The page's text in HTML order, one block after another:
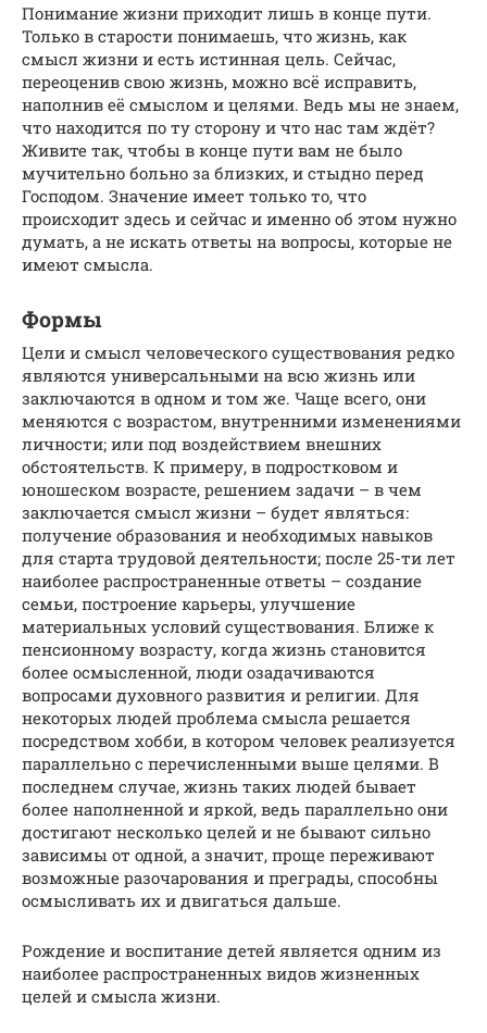
Понимание жизни приходит лишь в конце пути.
Только в старости понимаешь, что жизнь, как
смысл жизни и есть истинная цель. Сейчас,
переоценив свою жизнь, можно всё исправить,
наполнив её смыслом и целями. Ведь мы не знаем,
что находится по ту сторону и что нас там ждёт?
Живите так, чтобы в конце пути вам не было
мучительно больно за близких, и стыдно перед
Господом. Значение имеет только то, что
происходит здесь и сейчас и именно об этом нужно
думать, а не искать ответы на вопросы, которые не
имеют смысла.
Формы
Цели и смысл человеческого существования редко
являются универсальными на всю жизнь или
заключаются в одном и том же. Чаще всего, они
меняются с возрастом, внутренними изменениями
личности; или под воздействием внешних
обстоятельств. К примеру, в подростковом и
юношеском возрасте, решением задачи – в чем
заключается смысл жизни ­­­­– будет являться:
получение образования и необходимых навыков
для старта трудовой деятельности; после 25-ти лет
наиболее распространенные ответы – создание
семьи, построение карьеры, улучшение
материальных условий существования. Ближе к
пенсионному возрасту, когда жизнь становится
более осмысленной, люди озадачиваются
вопросами духовного развития и религии. Для
некоторых людей проблема смысла решается
посредством хобби, в котором человек реализуется
параллельно с перечисленными выше целями. В
последнем случае, жизнь таких людей бывает
более наполненной и яркой, ведь параллельно они
достигают несколько целей и не бывают сильно
зависимы от одной, а значит, проще переживают
возможные разочарования и преграды, способны
осмысливать их и двигаться дальше.
Рождение и воспитание детей является одним из
наиболее распространенных видов жизненных
целей и смысла жизни.